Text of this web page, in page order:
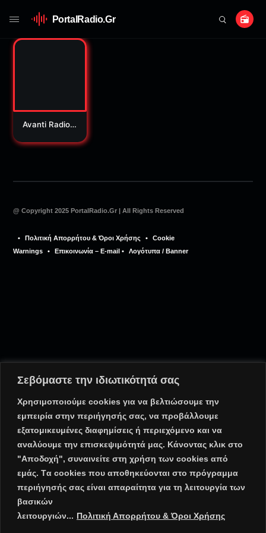
Σεβόμαστε την ιδιωτικότητά σας
Χρησιμοποιούμε cookies για να βελτιώσουμε την
εμπειρία στην περιήγησής σας, να προβάλλουμε
εξατομικευμένες διαφημίσεις ή περιεχόμενο και να
αναλύουμε την επισκεψιμότητά μας. Κάνοντας κλικ στο
"Αποδοχή", συναινείτε στη χρήση των cookies από
εμάς. Tα cookies που αποθηκεύονται στο πρόγραμμα
περιήγησής σας είναι απαραίτητα για τη λειτουργία των
βασικών
λειτουργιών... Πολιτική Απορρήτου & Όροι Χρήσης
PortalRadio.Gr
Avanti Radio
@ Copyright 2025 PortalRadio.Gr | All Rights Reserved
⠀•⠀Πολιτική Απορρήτου & Όροι Χρήσης ⠀•⠀Cookie
Warnings ⠀•⠀Επικοινωνία – E-mail •⠀Λογότυπα / Banner